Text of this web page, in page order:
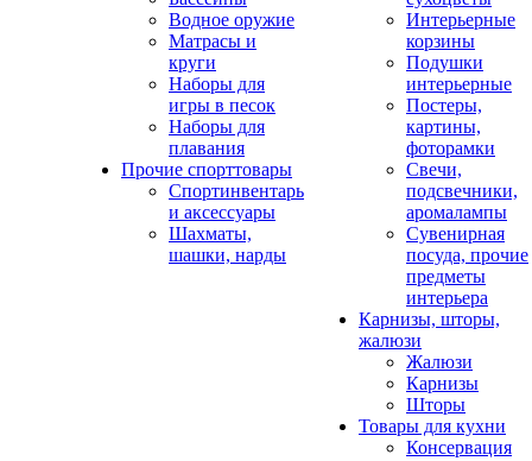
Водное оружие
Матрасы и
круги
Наборы для
игры в песок
Наборы для
плавания
Прочие спорттовары
Спортинвентарь
и аксессуары
Шахматы,
шашки, нарды
Интерьерные
корзины
Подушки
интерьерные
Постеры,
картины,
фоторамки
Свечи,
подсвечники,
аромалампы
Сувенирная
посуда, прочие
предметы
интерьера
Карнизы, шторы,
жалюзи
Жалюзи
Карнизы
Шторы
Товары для кухни
Консервация